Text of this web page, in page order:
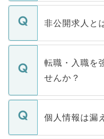
ご登録いただき
登録内容を確認
ます。通常、5
いただきますの
非公開求人と
マイナビ
うち約3割は、
けない「非公開
下記の理由によ
ません。
■応募殺到を避
関を公にしてし
転職・入職を
せんか？
転職・入職を強
ん。また、仮に
個人情報は漏